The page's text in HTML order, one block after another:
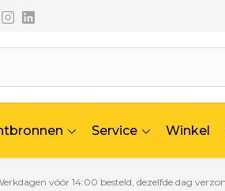
ons via Facebook
Volg ons via Instagram
Volg ons via Linkedin
Service Winkel
vóór 14:00 besteld, dezelfde dag